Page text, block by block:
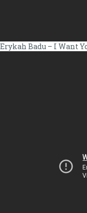
Erykah Badu – I Want